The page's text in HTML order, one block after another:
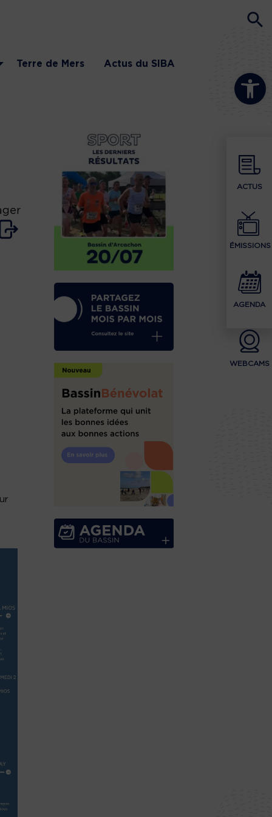
Ouvrir la
ACTUS
ÉMISSIONS
AGENDA
WEBCAMS
Terre de Mers Actus du SIBA